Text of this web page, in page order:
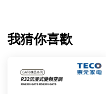
我猜你喜歡